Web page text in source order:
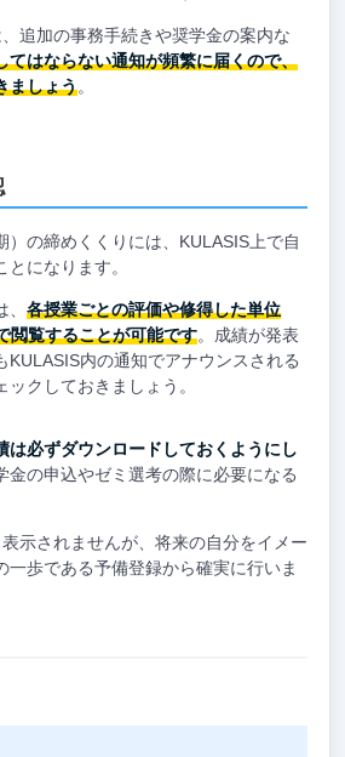
追加の事務手続きや奨学金の案内な
てはならない通知が頻繁に届くので、
ましょう。
）の締めくくりには、KULASIS上で自
になります。
各授業ごとの評価や修得した単位
閲覧することが可能です。成績が発表
KULASIS内の通知でアナウンスされる
クしておきましょう。
は必ずダウンロードしておくようにし
金の申込やゼミ選考の際に必要になる
示されませんが、将来の自分をイメー
一歩である予備登録から確実に行いま